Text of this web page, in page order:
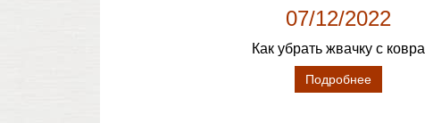
07/12/2022
Как убрать жвачку с ковра
Подробнее